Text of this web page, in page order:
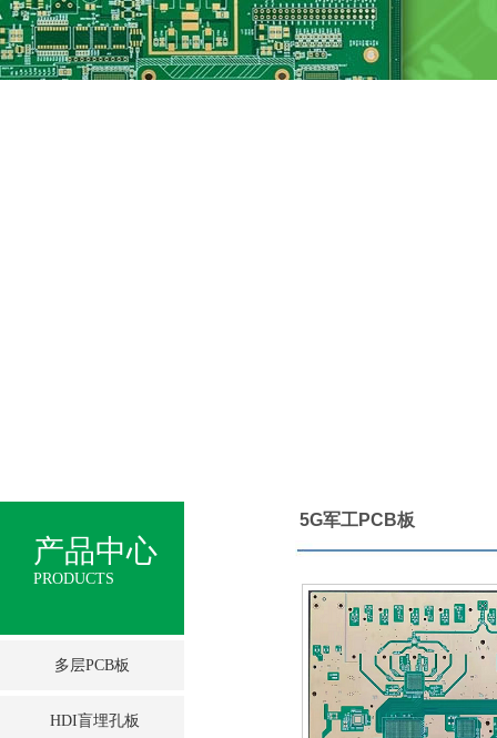
产品中心
产品中心
PRODUCTS
多层PCB板
HDI盲埋孔板
5G军工PCB板